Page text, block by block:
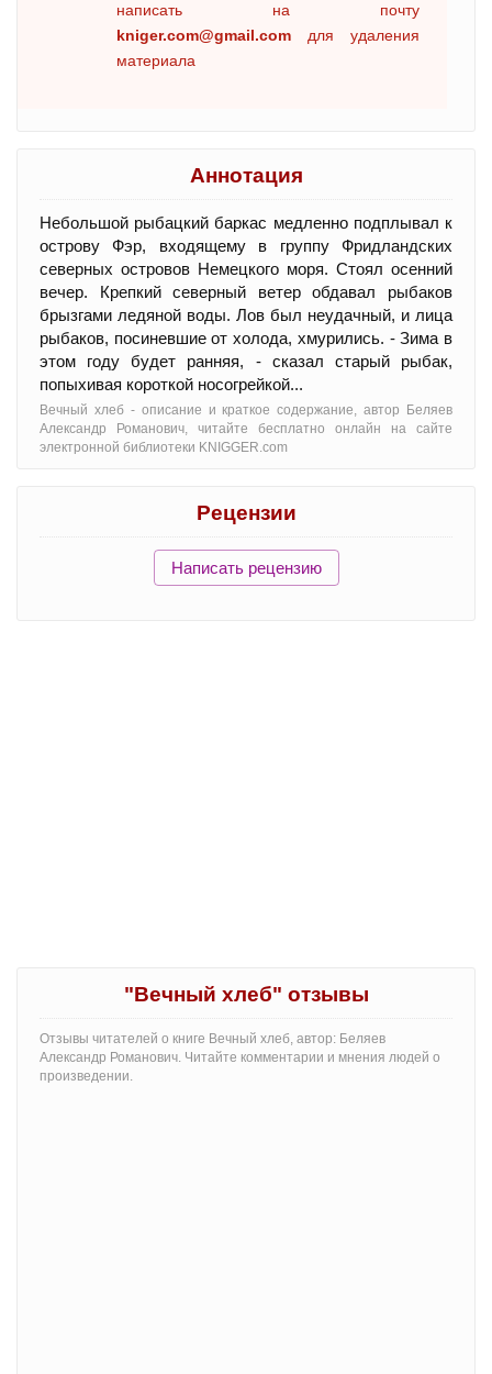
написать на почту
kniger.com@gmail.com для удаления
материала
Аннотация
Небольшой рыбацкий баркас медленно подплывал к
острову Фэр, входящему в группу Фридландских
северных островов Немецкого моря. Стоял осенний
вечер. Крепкий северный ветер обдавал рыбаков
брызгами ледяной воды. Лов был неудачный, и лица
рыбаков, посиневшие от холода, хмурились. - Зима в
этом году будет ранняя, - сказал старый рыбак,
попыхивая короткой носогрейкой...
Вечный хлеб - oписание и краткое содержание, автор Беляев
Александр Романович, читайте бесплатно онлайн на сайте
электронной библиотеки KNIGGER.com
Рецензии
Написать рецензию
"Вечный хлеб" отзывы
Отзывы читателей о книге Вечный хлеб, автор: Беляев
Александр Романович. Читайте комментарии и мнения людей о
произведении.